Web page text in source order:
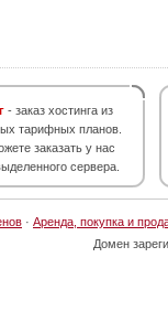
- заказ хостинга из
тарифных планов.
заказать у нас
сервера.
· Аренда, покупка и
Домен